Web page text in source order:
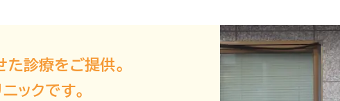
診療をご提供。
ックです。